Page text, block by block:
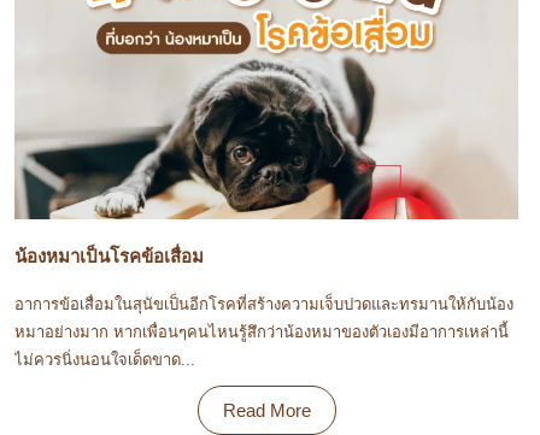
น้องหมาเป็นโรคข้อเสื่อม
อาการข้อเสื่อมในสุนัขเป็นอีกโรคที่สร้างความเจ็บปวดและทรมานให้กับน้อง
หมาอย่างมาก หากเพื่อนๆคนไหนรู้สึกว่าน้องหมาของตัวเองมีอาการเหล่านี้
ไม่ควรนิ่งนอนใจเด็ดขาด...
Read More